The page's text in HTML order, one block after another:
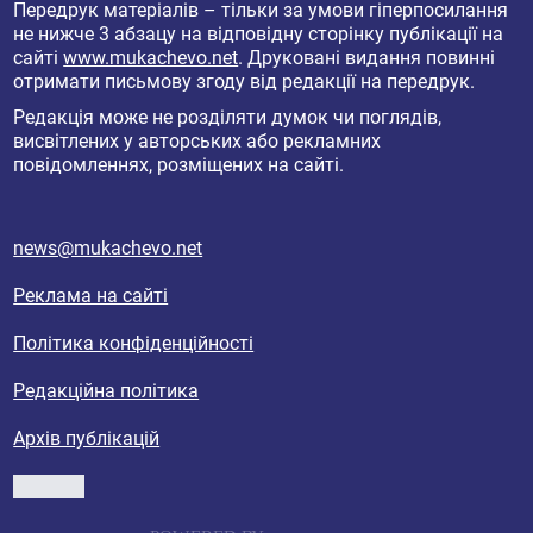
Передрук матеріалів – тільки за умови гіперпосилання
не нижче 3 абзацу на відповідну сторінку публікації на
сайтіwww.mukachevo.net. Друковані видання повинні
отримати письмову згоду від редакції на передрук.
Редакція може не розділяти думок чи поглядів,
висвітлених у авторських або рекламних
повідомленнях, розміщених на сайті.
news@mukachevo.net
Реклама на сайті
Політика конфіденційності
Редакційна політика
Архів публікацій